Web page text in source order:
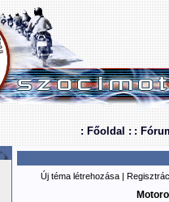
: Főoldal : :
Új téma létrehozása |